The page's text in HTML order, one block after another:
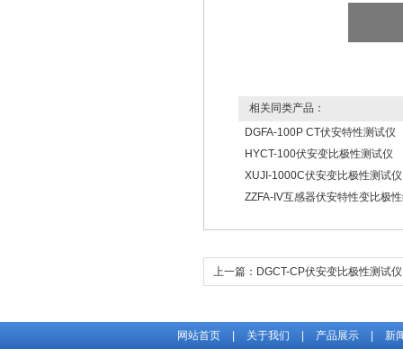
相关同类产品：
DGFA-100P CT伏安特性测试仪
HYCT-100伏安变比极性测试仪
XUJI-1000C伏安变比极性测试仪
ZZFA-IV互感器伏安特性变比极
上一篇： DGCT-CP伏安变比极性测试仪
网站首页 关于我们 产品展示 新